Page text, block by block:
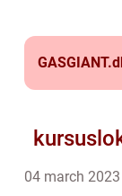
GASGIANT.
04 march 2023